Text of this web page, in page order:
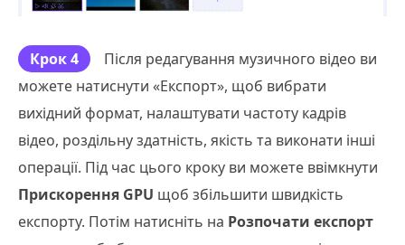
Крок 4
Після редагування музичного відео ви
можете натиснути «Експорт», щоб вибрати
вихідний формат, налаштувати частоту кадрів
відео, роздільну здатність, якість та виконати інші
операції. Під час цього кроку ви можете ввімкнути
Прискорення GPU щоб збільшити швидкість
експорту. Потім натисніть на Розпочати експорт